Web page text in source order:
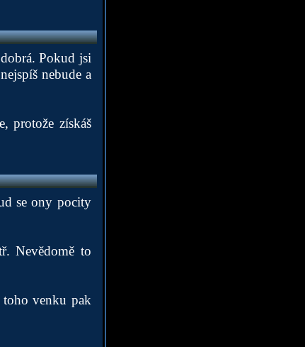
Pokud jsi
nebude a
protože získáš
se ony pocity
Nevědomě to
venku pak